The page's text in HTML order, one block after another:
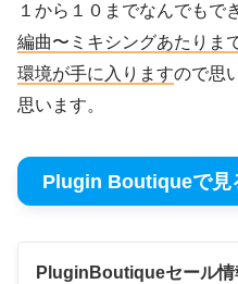
１から１０までなんでもで
編曲〜ミキシングあたりま
環境が手に入りますので思
思います。
Plugin Boutiqueで見
PluginBoutiqueセール情